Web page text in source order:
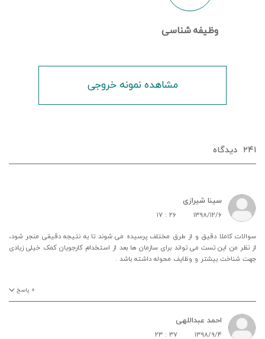
وظیفه شناسی
مشاهده نمونه خروجی
۲۴۱ دیدگاه‌
سینا شیرازی
۱۳۹۸/۱۲/۶ ۱۷ : ۲۶
سوالات کاملا دقیق و از طرق مختلف پرسیده می شوند تا به نتیجه دقیقی منجر شود،
از نظر من این تست می تواند برای سازمان ها بعد از استخدام کارجویان کمک خیلی زیادی
جهت شناخت بیشتر و وظایف محوله داشته باشد .
۰ پاسخ
احمد عبداللهی
۱۳۹۸/۹/۴ ۲۳ : ۳۷